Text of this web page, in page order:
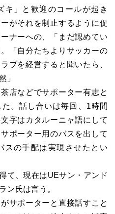
キ」と歓迎のコールが起き
がそれを制止するように促
ナーへの、「まだ認めてい
「自分たちよりサッカーの
ブを経営すると聞いたら、
」
店などでサポーター有志と
。話し合いは毎回、1時間
字はカタルーニャ語にして
ポーター用のバスを出して
スの手配は実現させたとい
て、現在はUEサン・アンド
ン氏は言う。
サポーターと直接話すこと